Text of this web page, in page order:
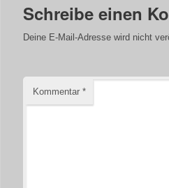
Schreibe einen
Deine E-Mail-Adresse wird nicht
Kommentar *